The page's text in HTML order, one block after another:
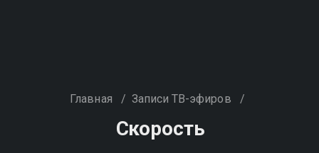
Главная / Записи ТВ-эфиров /
Скорость